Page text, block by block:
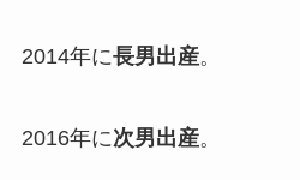
2014年に長男出産。
2016年に次男出産。